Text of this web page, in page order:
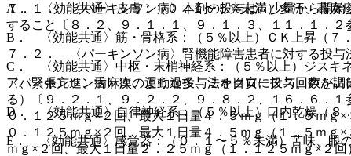
A． 〈効能共通〉皮膚：（０．１〜５％未満）多汗、蕁麻
B． 〈効能共通〉筋・骨格系：（５％以上）ＣＫ上昇（７
C． 〈効能共通〉中枢・末梢神経系：（５％以上）ジスキ
ア、緊張亢進、舌麻痺、運動過多、ミオクローヌス、声が
D． 〈効能共通〉自律神経系：（５％以上）口内乾燥（８
E． 〈効能共通〉感覚器：（０．１〜５％未満）苦味、眼
７．１． 〈パーキンソン病〉本剤の投与は、少量から開始
すること〔８．２、９．１．１、９．１．３、１１．１．２
７．２． 〈パーキンソン病〉腎機能障害患者に対する投与
〈パーキンソン病〉次のような投与法を目安に投与回数を
る）〔９．２．１、９．２．２、９．８．２、１６．６．
０．１２５ｍｇ×２回、最大１日量４．５ｍｇ（１．５ｍｇ
０．１２５ｍｇ×２回、最大１日量４．５ｍｇ（１．５ｍ
ｍｇ×２回、最大１日量２．２５ｍｇ（１．１２５ｍｇ×２